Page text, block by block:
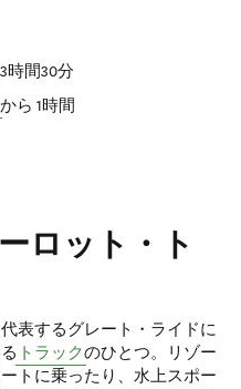
時間30分
から 1時間
ロット・ト
表するグレート・ライドに
トラックのひとつ。リゾー
トに乗ったり、水上スポー